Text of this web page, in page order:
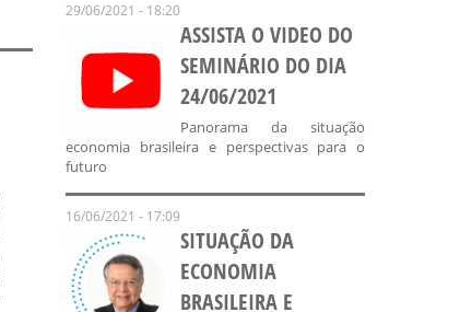
29/06/2021 - 18:20
ASSISTA O VIDEO DO
SEMINÁRIO DO DIA
24/06/2021
Panorama da situação
economia brasileira e perspectivas para o
futuro
16/06/2021 - 17:09
SITUAÇÃO DA
ECONOMIA
BRASILEIRA E